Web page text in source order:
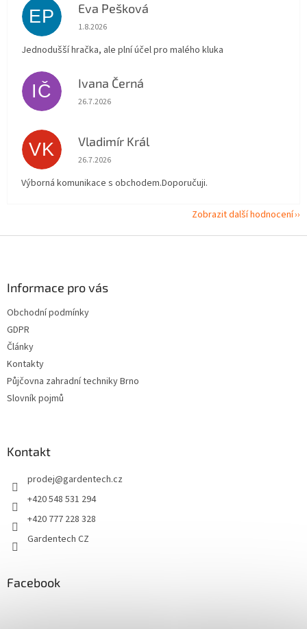
EP Eva Pešková
Hodnocení obchodu je 5 z 5 hvězdiček.
1.8.2026
Jednodušší hračka, ale plní účel pro malého kluka
IČ Ivana Černá
Hodnocení obchodu je 5 z 5 hvězdiček.
26.7.2026
VK Vladimír Král
Hodnocení obchodu je 5 z 5 hvězdiček.
26.7.2026
Výborná komunikace s obchodem.Doporučuji.
Zobrazit další hodnocení
Informace pro vás
Obchodní podmínky
GDPR
Články
Kontakty
Půjčovna zahradní techniky Brno
Slovník pojmů
Kontakt
prodej@gardentech.cz
+420 548 531 294
+420 777 228 328
Gardentech CZ
Facebook